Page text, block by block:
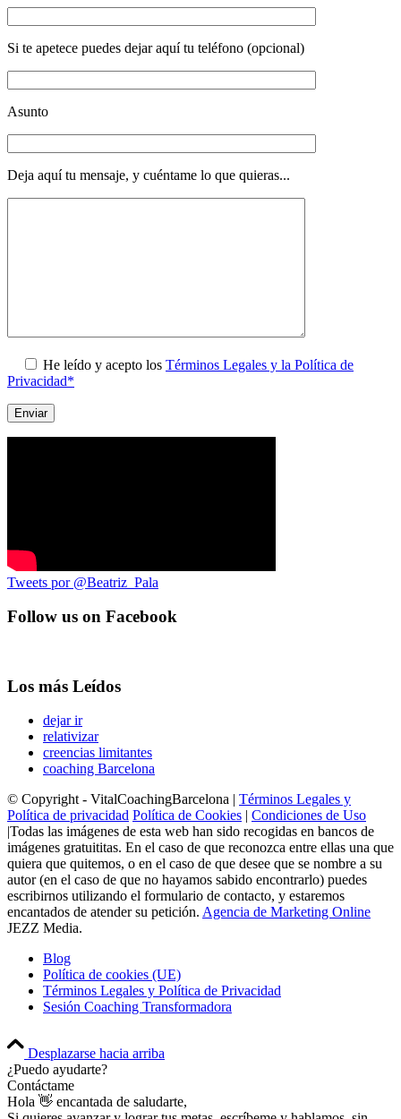
Si te apetece puedes dejar aquí tu teléfono (opcional)
Asunto
Deja aquí tu mensaje, y cuéntame lo que quieras...
He leído y acepto los Términos Legales y la Política de
Privacidad*
Tweets por @Beatriz_Pala
Follow us on Facebook
Los más Leídos
dejar ir
relativizar
creencias limitantes
coaching Barcelona
© Copyright - VitalCoachingBarcelona | Términos Legales y
Política de privacidad Política de Cookies | Condiciones de Uso
|Todas las imágenes de esta web han sido recogidas en bancos de
imágenes gratuititas. En el caso de que reconozca entre ellas una que
quiera que quitemos, o en el caso de que desee que se nombre a su
autor (en el caso de que no hayamos sabido encontrarlo) puedes
escribirnos utilizando el formulario de contacto, y estaremos
encantados de atender su petición. Agencia de Marketing Online
JEZZ Media.
Blog
Política de cookies (UE)
Términos Legales y Política de Privacidad
Sesión Coaching Transformadora
Desplazarse hacia arriba
¿Puedo ayudarte?
Contáctame
Hola 👋 encantada de saludarte,